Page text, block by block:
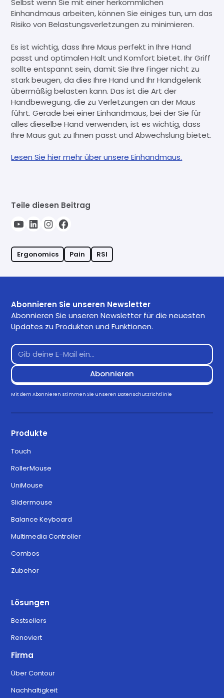
Selbst wenn Sie mit einer herkömmlichen
Einhandmaus arbeiten, können Sie einiges tun, um das
Risiko von Belastungsverletzungen zu minimieren.
Es ist wichtig, dass Ihre Maus perfekt in Ihre Hand
passt und optimalen Halt und Komfort bietet. Ihr Griff
sollte entspannt sein, damit Sie Ihre Finger nicht zu
stark beugen, da dies Ihre Hand und Ihr Handgelenk
übermäßig belasten kann. Das ist die Art der
Handbewegung, die zu Verletzungen an der Maus
führt. Gerade bei einer Einhandmaus, bei der Sie für
alles dieselbe Hand verwenden, ist es wichtig, dass
Ihre Maus gut zu Ihnen passt und Abwechslung bietet.
Lesen Sie hier mehr über unsere Einhandmaus.
Teile diesen Beitrag
Ergonomics Pain RSI
Abonnieren Sie unseren Newsletter
Abonnieren Sie unseren Newsletter für die neuesten
Updates zu Produkten und Funktionen.
Mit dem Abonnieren stimmen Sie unseren Datenschutzrichtlinie
Produkte
Touch
RollerMouse
UniMouse
Slidermouse
Balance Keyboard
Multimedia Controller
Combos
Zubehor
Lösungen
Bestsellers
Renoviert
Firma
Über Contour
Nachhaltigkeit